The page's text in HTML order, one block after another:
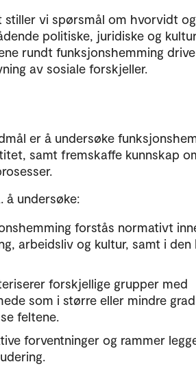
vi spørsmål om hvorvidt
politiske, juridiske og
rundt funksjonshemming
av sosiale forskjeller.
er å undersøke
samt fremskaffe kunnskap
å undersøke:
forstås normativt
arbeidsliv og kultur, samt i den
forskjellige grupper med
som i større eller mindre
feltene.
forventninger og rammer